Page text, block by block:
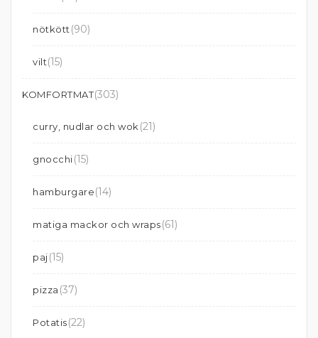
nötkött (90)
vilt(15)
KOMFORTMAT(303)
curry, nudlar och wok (21)
gnocchi(15)
hamburgare(14)
matiga mackor och wraps(61)
paj(15)
pizza (37)
Potatis(22)